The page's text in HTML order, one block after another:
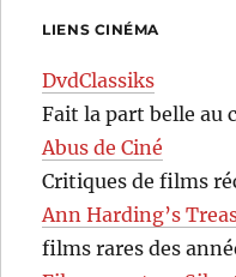
LIENS CINÉMA
DvdClassiks
Fait la part belle au
Abus de Ciné
Critiques de films
Ann Harding’s
films rares des